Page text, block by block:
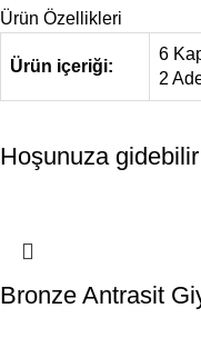
Ürün Özellikleri
Ürün içeriği:
6
2
Hoşunuza
Bronze Antrasit